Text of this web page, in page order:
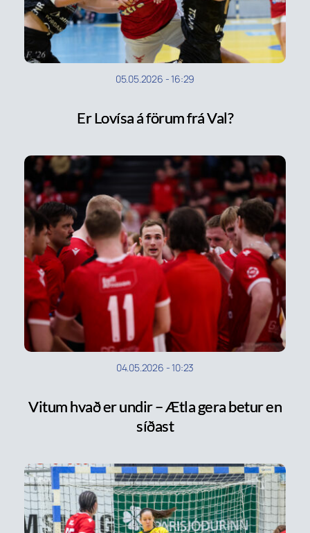
05.05.2026 -16:29
Er Lovísa á förum frá Val?
04.05.2026 -10:23
Vitum hvað er undir – Ætla gera betur en
síðast